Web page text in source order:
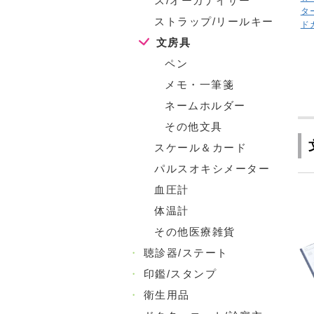
ストラップ/リールキー
文房具
ペン
メモ・一筆箋
ネームホルダー
その他文具
スケール＆カード
パルスオキシメーター
血圧計
体温計
その他医療雑貨
・
聴診器/ステート
・
印鑑/スタンプ
・
衛生用品
タ
ド